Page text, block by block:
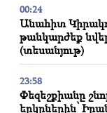
00:24
Անահիտ
թանկարժեք
(տեսանյութ)
23:58
Փեզեշքիանը
երկրներին՝